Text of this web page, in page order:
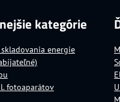
kategórie
energie
fotoaparátov